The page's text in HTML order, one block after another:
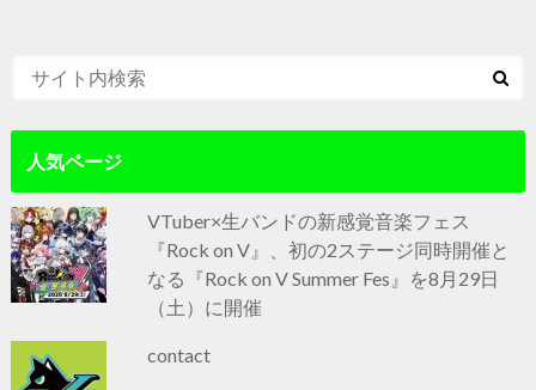
人気ページ
VTuber×生バンドの新感覚音楽フェス
『Rock on V』、初の2ステージ同時開催と
なる『Rock on V Summer Fes』を8月29日
（土）に開催
contact